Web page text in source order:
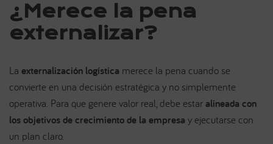
¿Merece la pena
externalizar?
La externalización logística merece la pena cuando se
convierte en una decisión estratégica y no simplemente
operativa. Para que genere valor real, debe estaralineada con
los objetivos de crecimiento de la empresa y ejecutarse con
un plan claro.